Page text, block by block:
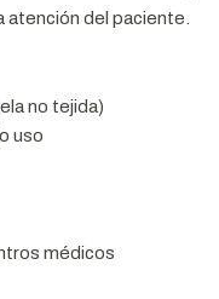
atención del paciente.
no tejida)
uso
médicos